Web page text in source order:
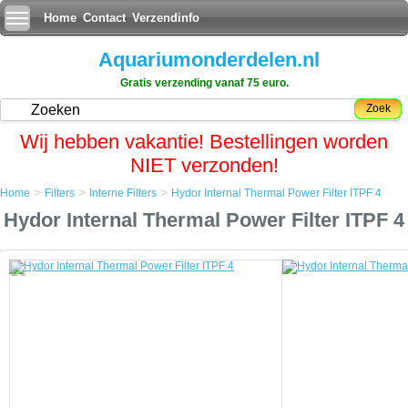
Home Contact Verzendinfo
Aquariumonderdelen.nl
Gratis verzending vanaf 75 euro.
Zoek
Wij hebben vakantie! Bestellingen worden
NIET verzonden!
Filters
Hydor Internal Thermal Power Filter ITPF 4
Home > Filters > Interne Filters > Hydor Internal Thermal Power Filter ITPF 4
Hydor Internal Thermal Power Filter ITPF 4